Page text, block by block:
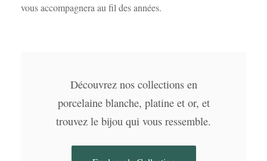
vous accompagnera au fil des années.
Découvrez nos collections en
porcelaine blanche, platine et or, et
trouvez le bijou qui vous ressemble.